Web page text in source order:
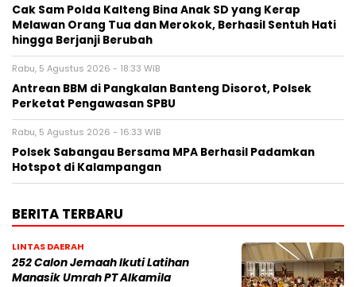
Cak Sam Polda Kalteng Bina Anak SD yang Kerap
Melawan Orang Tua dan Merokok, Berhasil Sentuh Hati
hingga Berjanji Berubah
Rabu, 5 Agustus 2026 - 18:33 WIB
Antrean BBM di Pangkalan Banteng Disorot, Polsek
Perketat Pengawasan SPBU
Rabu, 5 Agustus 2026 - 16:33 WIB
Polsek Sabangau Bersama MPA Berhasil Padamkan
Hotspot di Kalampangan
BERITA TERBARU
LINTAS DAERAH
252 Calon Jemaah Ikuti Latihan
Manasik Umrah PT Alkamila